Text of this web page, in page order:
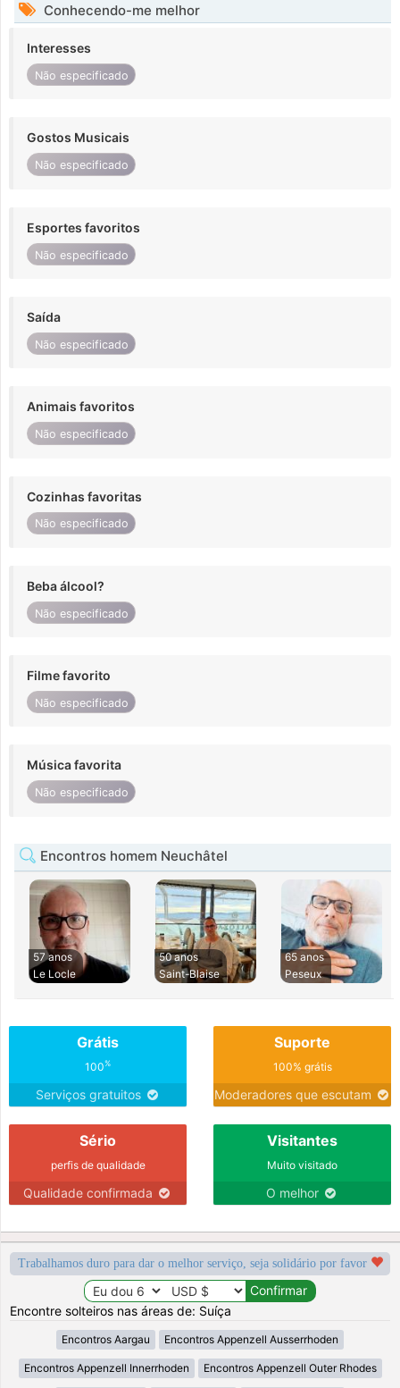
Conhecendo-me melhor
Interesses
Não especificado
Gostos Musicais
Não especificado
Esportes favoritos
Não especificado
Saída
Não especificado
Animais favoritos
Não especificado
Cozinhas favoritas
Não especificado
Beba álcool?
Não especificado
Filme favorito
Não especificado
Música favorita
Não especificado
Encontros homem Neuchâtel
57 anos
Le Locle
50 anos
Saint-Blaise
65 anos
Peseux
Grátis
100%
Serviços gratuitos
Suporte
100% grátis
Moderadores que escutam
Sério
perfis de qualidade
Qualidade confirmada
Visitantes
Muito visitado
O melhor
Trabalhamos duro para dar o melhor serviço, seja solidário por favor
Encontre solteiros nas áreas de: Suíça
Encontros Aargau Encontros Appenzell Ausserrhoden
Encontros Appenzell Innerrhoden Encontros Appenzell Outer Rhodes